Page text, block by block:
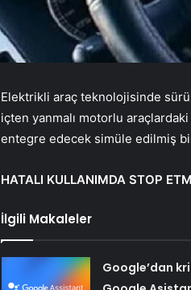
Elektrikli araç teknolojisinde
içten yanmalı motorlu
entegre edecek simüle edilmiş
HATALI KULLANIMDA STOP
İlgili Makaleler
Google’dan